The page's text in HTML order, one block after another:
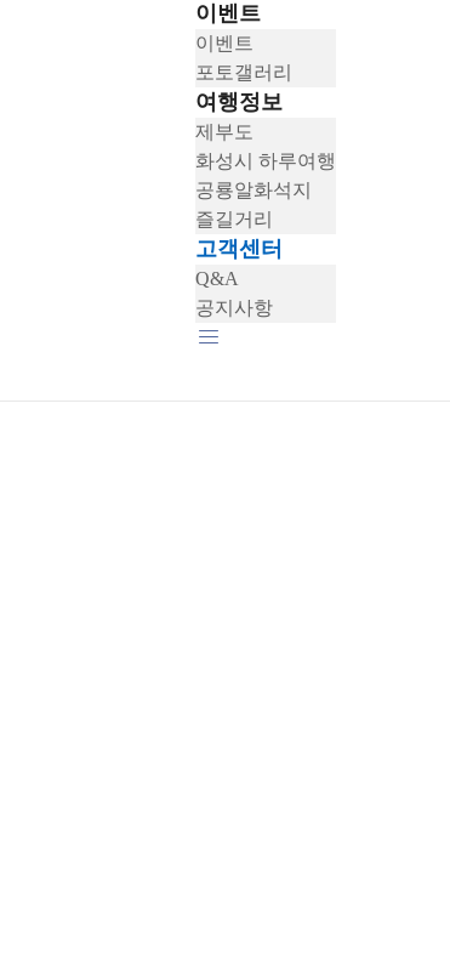
이벤트
이벤트
포토갤러리
여행정보
제부도
화성시 하루여행
공룡알화석지
즐길거리
고객센터
Q&A
공지사항